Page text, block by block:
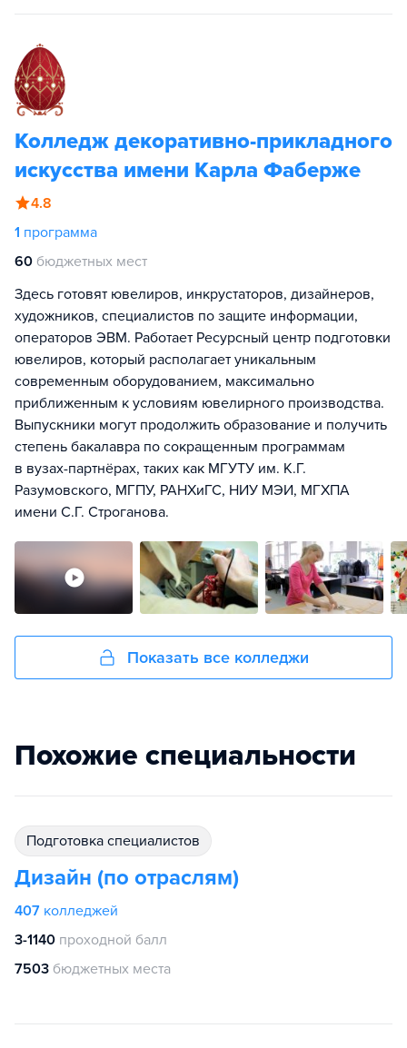
Колледж декоративно-прикладного
искусства имени Карла Фаберже
4.8
1 программа
60 бюджетных мест
Здесь готовят ювелиров, инкрустаторов, дизайнеров,
художников, специалистов по защите информации,
операторов ЭВМ. Работает Ресурсный центр подготовки
ювелиров, который располагает уникальным
современным оборудованием, максимально
приближенным к условиям ювелирного производства.
Выпускники могут продолжить образование и получить
степень бакалавра по сокращенным программам
в вузах-партнёрах, таких как МГУТУ им. К.Г.
Разумовского, МГПУ, РАНХиГС, НИУ МЭИ, МГХПА
имени С.Г. Строганова.
Показать все колледжи
Похожие специальности
подготовка специалистов
Дизайн (по отраслям)
407 колледжей
3-1140 проходной балл
7503 бюджетных места